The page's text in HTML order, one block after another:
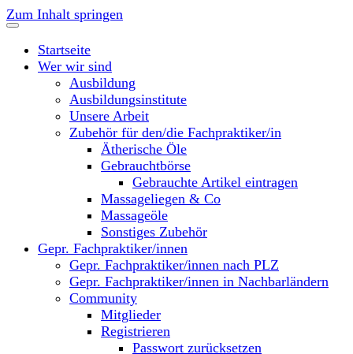
Zum Inhalt springen
Startseite
Wer wir sind
Ausbildung
Ausbildungsinstitute
Unsere Arbeit
Zubehör für den/die Fachpraktiker/in
Ätherische Öle
Gebrauchtbörse
Gebrauchte Artikel eintragen
Massageliegen & Co
Massageöle
Sonstiges Zubehör
Gepr. Fachpraktiker/innen
Gepr. Fachpraktiker/innen nach PLZ
Gepr. Fachpraktiker/innen in Nachbarländern
Community
Mitglieder
Registrieren
Passwort zurücksetzen